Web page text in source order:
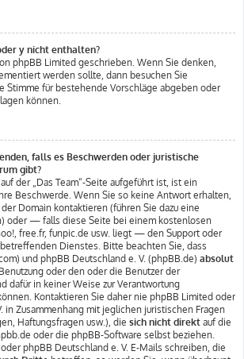
y nicht enthalten?
phpBB Limited geschrieben. Wenn Sie denken,
werden sollte, dann besuchen Sie
Stimme für bestehende Vorschläge abgeben oder
können.
falls es Beschwerden oder juristische
gibt?
der „Das Team“-Seite aufgeführt ist, ist ein
Beschwerde. Wenn Sie so keine Antwort erhalten,
Domain kontaktieren (führen Sie dazu eine
oder — falls diese Seite bei einem kostenlosen
free.fr, funpic.de usw. liegt — den Support oder
Dienstes. Bitte beachten Sie, dass
und phpBB Deutschland e. V. (phpBB.de) absolut
oder den oder die Benutzer der
dafür in keiner Weise zur Verantwortung
Kontaktieren Sie daher nie phpBB Limited oder
in Zusammenhang mit jeglichen juristischen Fragen
Haftungsfragen usw.), die sich nicht direkt auf die
oder die phpBB-Software selbst beziehen.
phpBB Deutschland e. V. E-Mails schreiben, die